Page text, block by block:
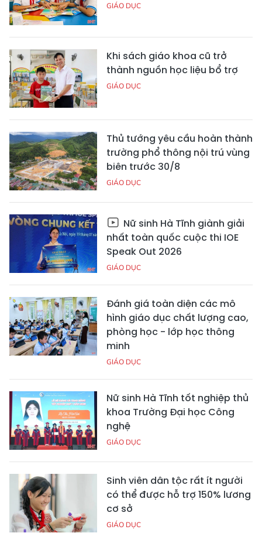
GIÁO DỤC
Khi sách giáo khoa cũ trở
thành nguồn học liệu bổ trợ
GIÁO DỤC
Thủ tướng yêu cầu hoàn thành
trường phổ thông nội trú vùng
biên trước 30/8
GIÁO DỤC
Nữ sinh Hà Tĩnh giành giải
nhất toàn quốc cuộc thi IOE
Speak Out 2026
GIÁO DỤC
Đánh giá toàn diện các mô
hình giáo dục chất lượng cao,
phòng học - lớp học thông
minh
GIÁO DỤC
Nữ sinh Hà Tĩnh tốt nghiệp thủ
khoa Trường Đại học Công
nghệ
GIÁO DỤC
Sinh viên dân tộc rất ít người
có thể được hỗ trợ 150% lương
cơ sở
GIÁO DỤC